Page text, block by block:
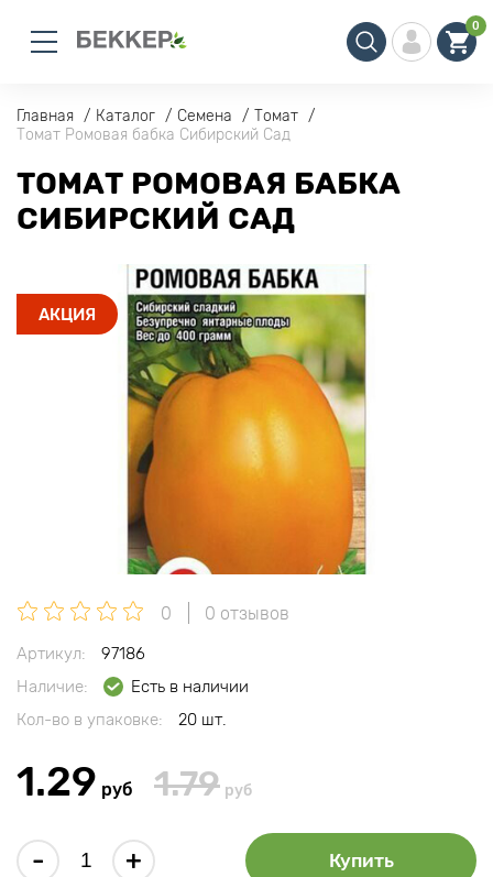
0
Главная Каталог Семена
Томат
Томат Ромовая бабка Сибирский Сад
ТОМАТ РОМОВАЯ БАБКА
СИБИРСКИЙ САД
АКЦИЯ
0 0 отзывов
Артикул:
97186
Наличие:
Есть в наличии
Кол-во в упаковке:
20 шт.
1.29 руб 1.79 руб
- + Купить